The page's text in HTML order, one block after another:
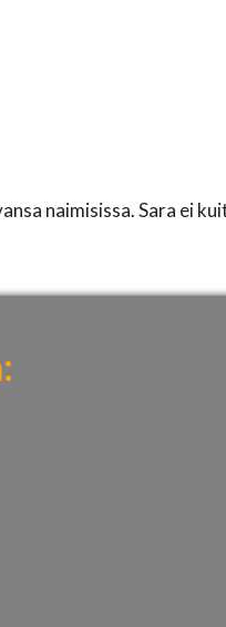
naimisissa. Sara ei